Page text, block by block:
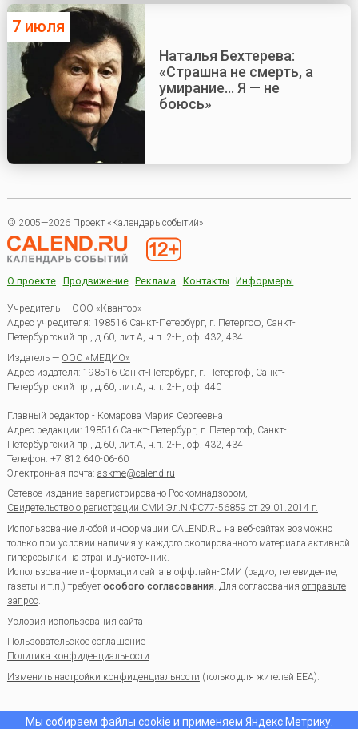
7 июля
Наталья Бехтерева:
«Страшна не смерть, а
умирание... Я — не
боюсь»
© 2005—2026 Проект «Календарь событий»
О проекте Продвижение Реклама Контакты Информеры
Учредитель — ООО «Квантор»
Адрес учредителя: 198516 Санкт-Петербург, г. Петергоф, Санкт-
Петербургский пр., д.60, лит.А, ч.п. 2-Н, оф. 432, 434
Издатель — ООО «МЕДИО»
Адрес издателя: 198516 Санкт-Петербург, г. Петергоф, Санкт-
Петербургский пр., д.60, лит.А, ч.п. 2-Н, оф. 440
Главный редактор - Комарова Мария Сергеевна
Адрес редакции: 198516 Санкт-Петербург, г. Петергоф Санкт-
Петербургский пр., д.60, лит.А, ч.п. 2-Н, оф. 432, 434
Телефон: +7 812 640-06-60
Электронная почта: askme@calend.ru
Сетевое издание зарегистрировано Роскомнадзором,
Свидетельство о регистрации СМИ Эл.N ФС77-56859 от 29.01.2014 г.
Использование любой информации CALEND.RU на веб-сайтах возможно
только при условии наличия у каждого скопированного материала активной
гиперссылки на страницу-источник.
Использование информации сайта в оффлайн-СМИ (радио, телевидение,
газеты и т.п.) требуетособого согласования. Для согласования отправьте
запрос.
Условия использования сайта
Пользовательское соглашение
Политика конфиденциальности
Изменить настройки конфиденциальности (только для жителей EEA).
Мы собираем файлы cookie и применяем Яндекс.Метрику.